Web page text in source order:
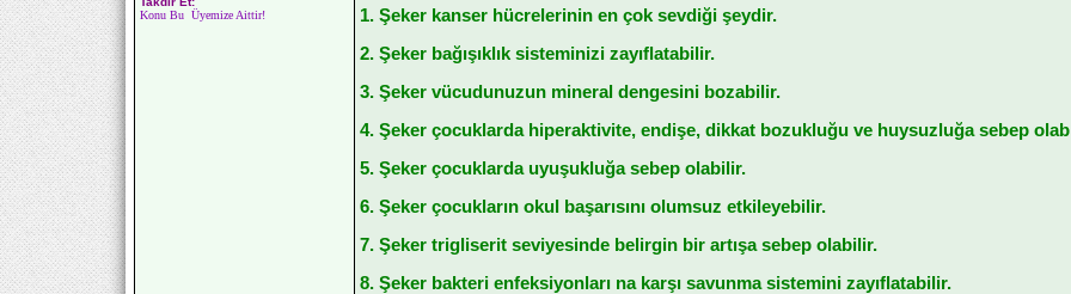
Konu Bu Üyemize Aittir!
1. Şeker kanser hücrelerinin en çok sevdiği şeydir.
2. Şeker bağışıklık sisteminizi zayıflatabilir.
3. Şeker vücudunuzun mineral dengesini bozabilir.
4. Şeker çocuklarda hiperaktivite, endişe, dikkat bozukluğu ve huysuzluğa sebep
5. Şeker çocuklarda uyuşukluğa sebep olabilir.
6. Şeker çocukların okul başarısını olumsuz etkileyebilir.
7. Şeker trigliserit seviyesinde belirgin bir artışa sebep olabilir.
8. Şeker bakteri enfeksiyonları na karşı savunma sistemini zayıflatabilir.